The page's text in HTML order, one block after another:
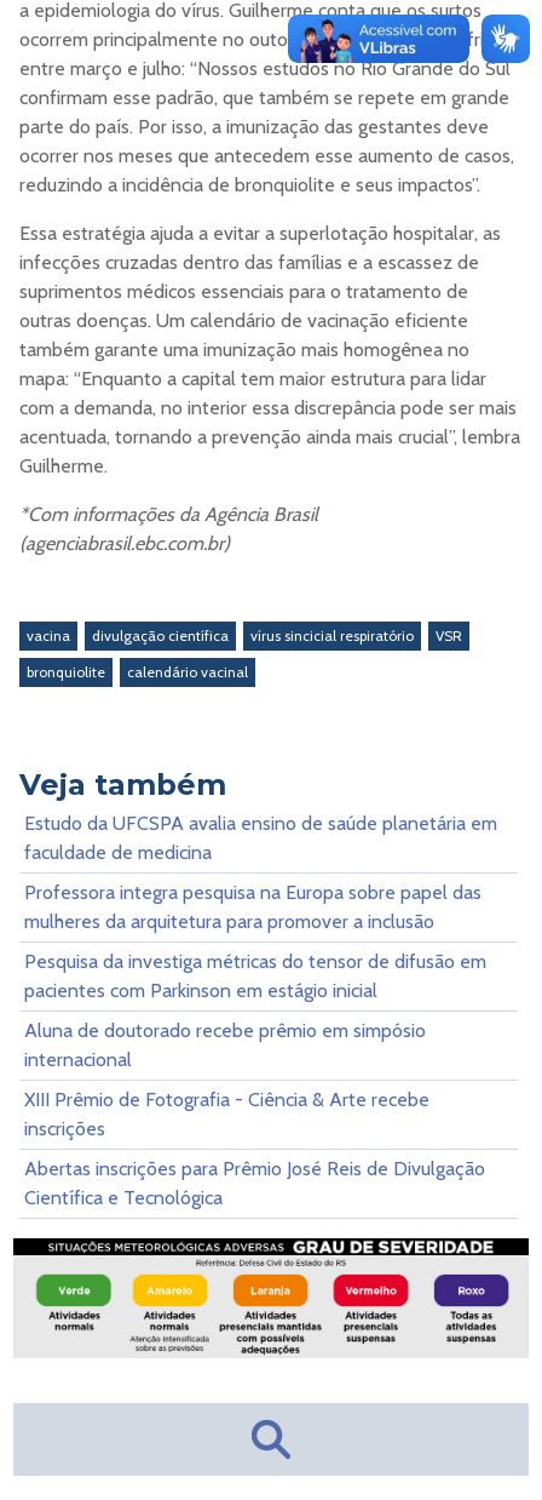
a epidemiologia do vírus. Guilherme conta que os surtos
ocorrem principalmente no outono e nos meses mais frios,
entre março e julho: “Nossos estudos no Rio Grande do Sul
confirmam esse padrão, que também se repete em grande
parte do país. Por isso, a imunização das gestantes deve
ocorrer nos meses que antecedem esse aumento de casos,
reduzindo a incidência de bronquiolite e seus impactos”.
Essa estratégia ajuda a evitar a superlotação hospitalar, as
infecções cruzadas dentro das famílias e a escassez de
suprimentos médicos essenciais para o tratamento de
outras doenças. Um calendário de vacinação eficiente
também garante uma imunização mais homogênea no
mapa: “Enquanto a capital tem maior estrutura para lidar
com a demanda, no interior essa discrepância pode ser mais
acentuada, tornando a prevenção ainda mais crucial”, lembra
Guilherme.
*Com informações da Agência Brasil
(agenciabrasil.ebc.com.br)
vacina divulgação científica vírus sincicial respiratório
VSR
bronquiolite
calendário vacinal
Veja também
Estudo da UFCSPA avalia ensino de saúde planetária em
faculdade de medicina
Professora integra pesquisa na Europa sobre papel das
mulheres da arquitetura para promover a inclusão
Pesquisa da investiga métricas do tensor de difusão em
pacientes com Parkinson em estágio inicial
Aluna de doutorado recebe prêmio em simpósio
internacional
XIII Prêmio de Fotografia - Ciência & Arte recebe
inscrições
Abertas inscrições para Prêmio José Reis de Divulgação
Científica e Tecnológica